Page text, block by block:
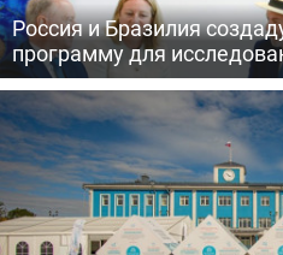
Россия и Бразилия
программу для